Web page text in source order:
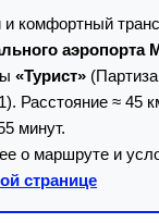
комфортный
аэропорта
«Турист»
Расстояние ≈ 45
минут.
о маршруте и
странице